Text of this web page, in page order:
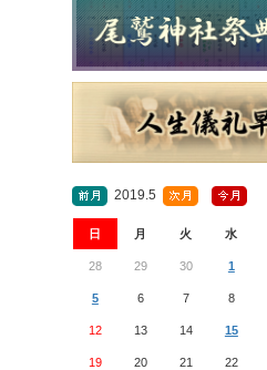
2019.5
日 月 火 水
28 29 30 1
5 6 7 8
12 13 14 15
19 20 21 22